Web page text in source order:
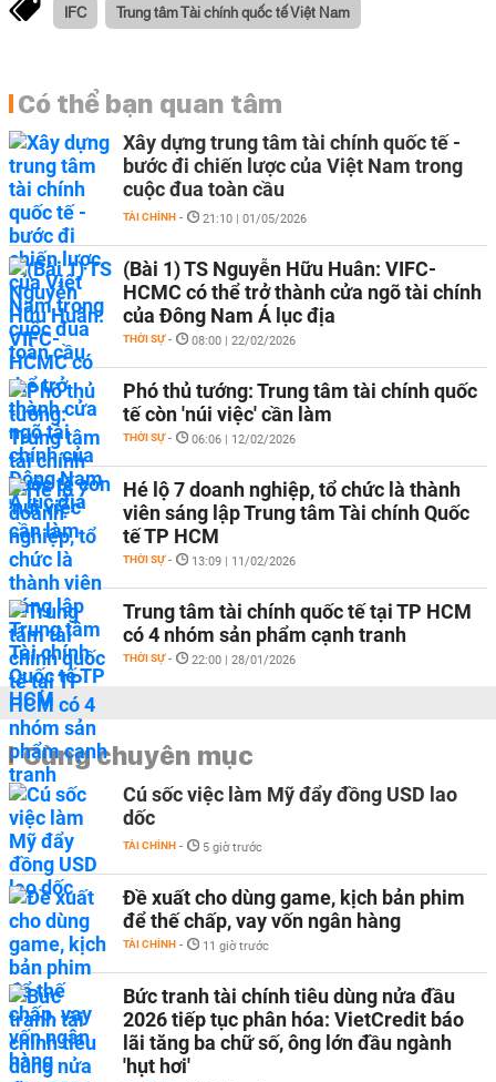
IFC Trung tâm Tài chính quốc tế Việt Nam
Có thể bạn quan tâm
Xây dựng trung tâm tài chính quốc tế -
bước đi chiến lược của Việt Nam trong
cuộc đua toàn cầu
TÀI CHÍNH - 21:10 | 01/05/2026
(Bài 1) TS Nguyễn Hữu Huân: VIFC-
HCMC có thể trở thành cửa ngõ tài chính
của Đông Nam Á lục địa
THỜI SỰ - 08:00 | 22/02/2026
Phó thủ tướng: Trung tâm tài chính quốc
tế còn 'núi việc' cần làm
THỜI SỰ - 06:06 | 12/02/2026
Hé lộ 7 doanh nghiệp, tổ chức là thành
viên sáng lập Trung tâm Tài chính Quốc
tế TP HCM
THỜI SỰ - 13:09 | 11/02/2026
Trung tâm tài chính quốc tế tại TP HCM
có 4 nhóm sản phẩm cạnh tranh
THỜI SỰ - 22:00 | 28/01/2026
Cùng chuyên mục
Cú sốc việc làm Mỹ đẩy đồng USD lao
dốc
TÀI CHÍNH - 5 giờ trước
Đề xuất cho dùng game, kịch bản phim
để thế chấp, vay vốn ngân hàng
TÀI CHÍNH - 11 giờ trước
Bức tranh tài chính tiêu dùng nửa đầu
2026 tiếp tục phân hóa: VietCredit báo
lãi tăng ba chữ số, ông lớn đầu ngành
'hụt hơi'